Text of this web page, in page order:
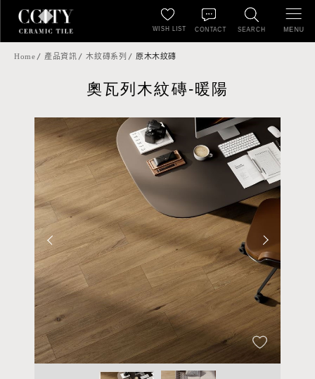
SEARCH
WISH LIST CONTACT MENU
Home 產品資訊 木紋磚系列 原木木紋磚
奧瓦列木紋磚-暖陽